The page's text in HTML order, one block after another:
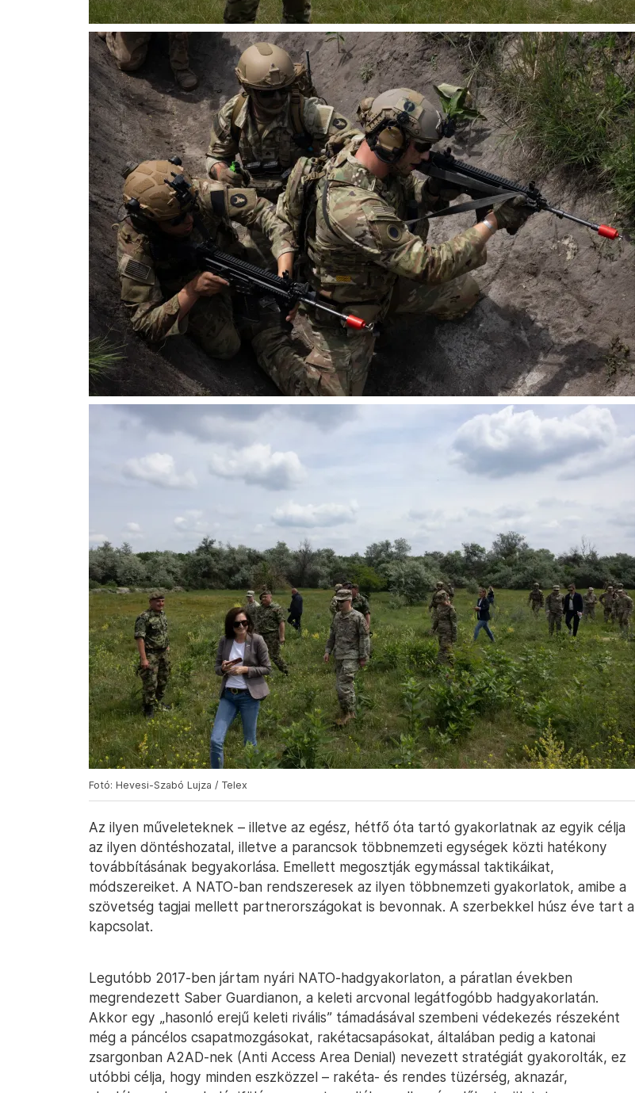
Fotó: Hevesi-Szabó Lujza / Telex
Az ilyen műveleteknek – illetve az egész, hétfő óta tartó gyakorlatnak az egyik célja
az ilyen döntéshozatal, illetve a parancsok többnemzeti egységek közti hatékony
továbbításának begyakorlása. Emellett megosztják egymással taktikáikat,
módszereiket. A NATO-ban rendszeresek az ilyen többnemzeti gyakorlatok, amibe a
szövetség tagjai mellett partnerországokat is bevonnak. A szerbekkel húsz éve tart a
kapcsolat.
Legutóbb 2017-ben jártam nyári NATO-hadgyakorlaton, a páratlan években
megrendezett Saber Guardianon, a keleti arcvonal legátfogóbb hadgyakorlatán.
Akkor egy „hasonló erejű keleti rivális” támadásával szembeni védekezés részeként
még a páncélos csapatmozgásokat, rakétacsapásokat, általában pedig a katonai
zsargonban A2AD-nek (Anti Access Area Denial) nevezett stratégiát gyakorolták, ez
utóbbi célja, hogy minden eszközzel – rakéta- és rendes tüzérség, aknazár,